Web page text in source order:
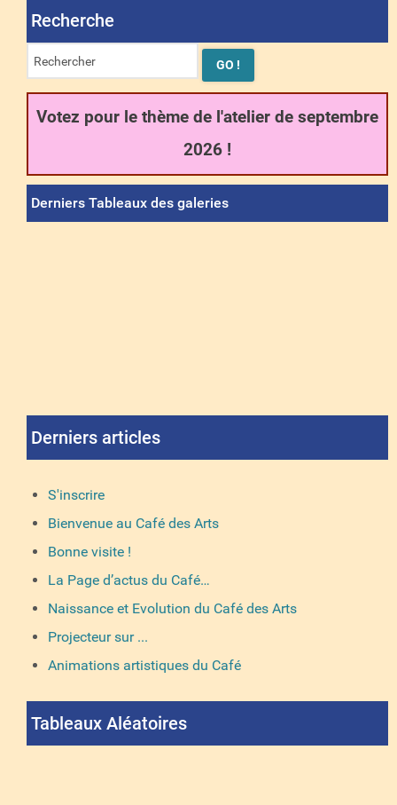
Recherche
Votez pour le thème de l'atelier de septembre
2026 !
Derniers Tableaux des galeries
Derniers articles
S'inscrire
Bienvenue au Café des Arts
Bonne visite !
La Page d’actus du Café…
Naissance et Evolution du Café des Arts
Projecteur sur ...
Animations artistiques du Café
Tableaux Aléatoires